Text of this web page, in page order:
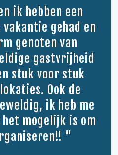
ik hebben een
gehad en
genoten van
gastvrijheid
stuk voor stuk
Ook de
ik heb me
mogelijk is om
"